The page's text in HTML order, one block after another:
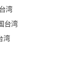
湾
台湾
湾